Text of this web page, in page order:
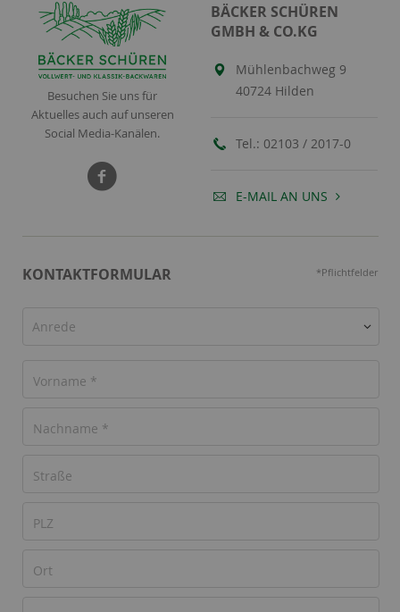
Besuchen Sie uns für
Aktuelles auch auf unseren
Social Media-Kanälen.
BÄCKER SCHÜREN
GMBH & CO.KG
Mühlenbachweg 9
40724 Hilden
Tel.: 02103 / 2017-0
E-MAIL AN UNS
KONTAKTFORMULAR *Pflichtfelder
Anrede